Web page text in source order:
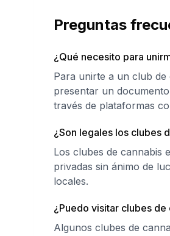
Preguntas
¿Qué necesito para
Para unirte a un club
presentar un
través de plataformas
¿Son legales los clubes
Los clubes de cannabis
privadas sin ánimo de
locales.
¿Puedo visitar clubes
Algunos clubes de